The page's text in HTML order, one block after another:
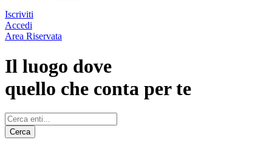
Iscriviti
Accedi
Area Riservata
Il luogo dove
quello che conta per te
Cerca